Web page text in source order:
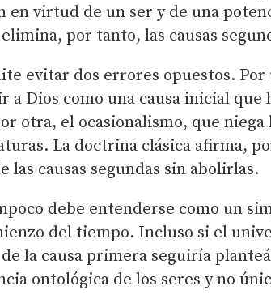
en virtud de un ser y de una
por tanto, las causas
evitar dos errores opuestos. Por
a Dios como una causa inicial que
otra, el ocasionalismo, que niega
La doctrina clásica afirma,
las causas segundas sin abolirlas.
debe entenderse como un
del tiempo. Incluso si el
la causa primera seguiría
ontológica de los seres y no